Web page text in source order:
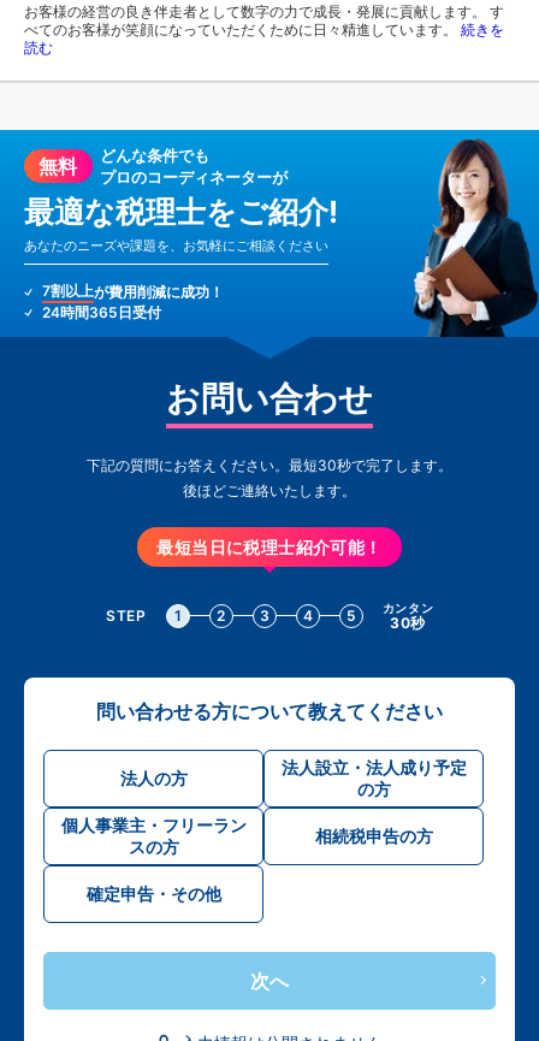
お客様の経営の良き伴走者として数字の力で成長・発展に貢献します。 す
べてのお客様が笑顔になっていただくために日々精進しています。 続きを
読む
無料
どんな条件でも
プロのコーディネーターが
最適な税理士をご紹介!
あなたのニーズや課題を、お気軽にご相談ください
7割以上が費用削減に成功！
24時間365日受付
お問い合わせ
下記の質問にお答えください。最短30秒で完了します。
後ほどご連絡いたします。
最短当日に税理士紹介可能！
STEP 1 2 3 4 5 カンタン
30秒
問い合わせる方について教えてください
法人の方
法人設立・法人成り予定
の方
個人事業主・フリーラン
スの方
相続税申告の方
確定申告・その他
次へ